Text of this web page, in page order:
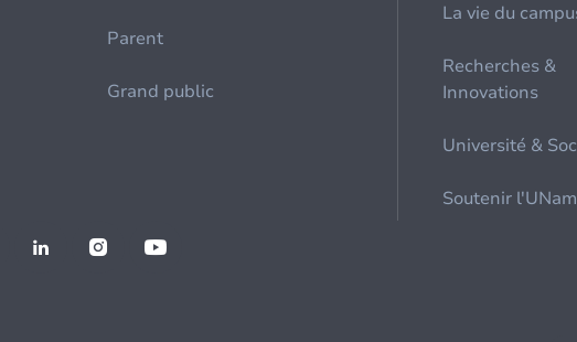
Parent
Grand public
La vie du
Recherches &
Innovations
Université &
Soutenir